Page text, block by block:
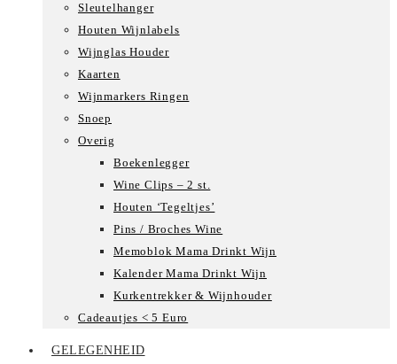
Sleutelhanger
Houten Wijnlabels
Wijnglas Houder
Kaarten
Wijnmarkers Ringen
Snoep
Overig
Boekenlegger
Wine Clips – 2 st.
Houten ‘Tegeltjes’
Pins / Broches Wine
Memoblok Mama Drinkt Wijn
Kalender Mama Drinkt Wijn
Kurkentrekker & Wijnhouder
Cadeautjes < 5 Euro
GELEGENHEID